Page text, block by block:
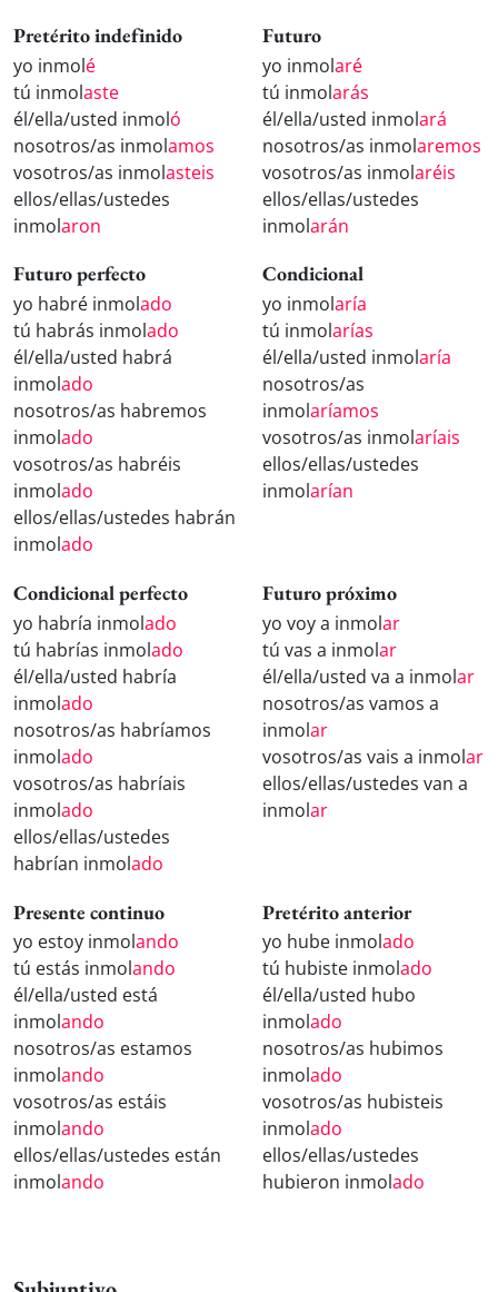
Pretérito indefinido
yo inmolé
tú inmolaste
él/ella/usted inmoló
nosotros/as inmolamos
vosotros/as inmolasteis
ellos/ellas/ustedes
inmolaron
Futuro
yo inmolaré
tú inmolarás
él/ella/usted inmolará
nosotros/as inmolaremos
vosotros/as inmolaréis
ellos/ellas/ustedes
inmolarán
Futuro perfecto
yo habré inmolado
tú habrás inmolado
él/ella/usted habrá
inmolado
nosotros/as habremos
inmolado
vosotros/as habréis
inmolado
ellos/ellas/ustedes habrán
inmolado
Condicional
yo inmolaría
tú inmolarías
él/ella/usted inmolaría
nosotros/as
inmolaríamos
vosotros/as inmolaríais
ellos/ellas/ustedes
inmolarían
Condicional perfecto
yo habría inmolado
tú habrías inmolado
él/ella/usted habría
inmolado
nosotros/as habríamos
inmolado
vosotros/as habríais
inmolado
ellos/ellas/ustedes
habrían inmolado
Futuro próximo
yo voy a inmolar
tú vas a inmolar
él/ella/usted va a inmolar
nosotros/as vamos a
inmolar
vosotros/as vais a inmolar
ellos/ellas/ustedes van a
inmolar
Presente continuo
yo estoy inmolando
tú estás inmolando
él/ella/usted está
inmolando
nosotros/as estamos
inmolando
vosotros/as estáis
inmolando
ellos/ellas/ustedes están
inmolando
Pretérito anterior
yo hube inmolado
tú hubiste inmolado
él/ella/usted hubo
inmolado
nosotros/as hubimos
inmolado
vosotros/as hubisteis
inmolado
ellos/ellas/ustedes
hubieron inmolado